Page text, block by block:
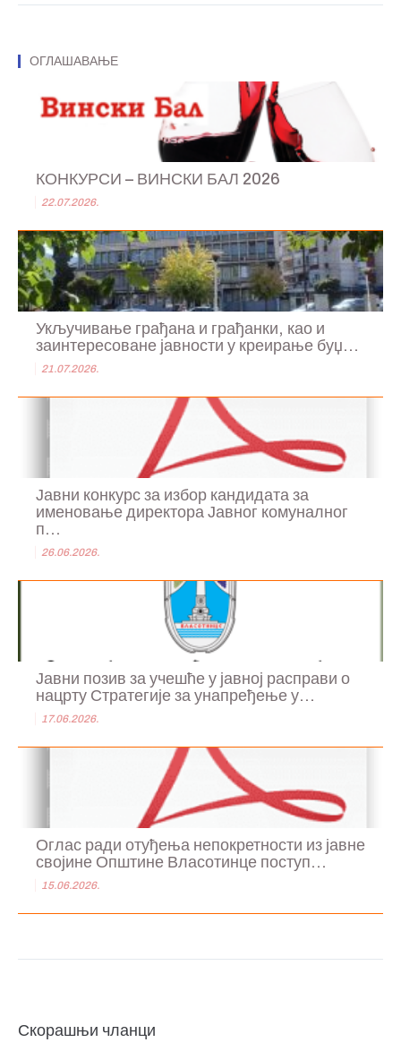
ОГЛАШАВАЊЕ
КОНКУРСИ – ВИНСКИ БАЛ 2026
22.07.2026.
Укључивање грађана и грађанки, као и
заинтересоване јавности у креирање буџ...
21.07.2026.
Јавни конкурс за избор кандидата за
именовање директора Јавног комуналног
п...
26.06.2026.
Јавни позив за учешће у јавној расправи о
нацрту Стратегије за унапређење у...
17.06.2026.
Оглас ради отуђења непокретности из јавне
својине Општине Власотинце поступ...
15.06.2026.
Скорашњи чланци